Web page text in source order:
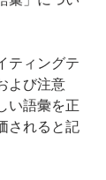
ティングテ
よび注意
い語彙を正
されると記